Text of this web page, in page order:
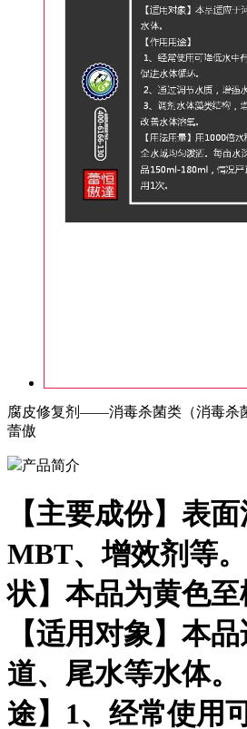
腐皮修复剂——消毒杀菌类（消毒杀
蕾傲
产品简介
【主要成份】表面
MBT、增效剂等
状】本品为黄色至
【适用对象】本
道、尾水等水体。
途】1、经常使用